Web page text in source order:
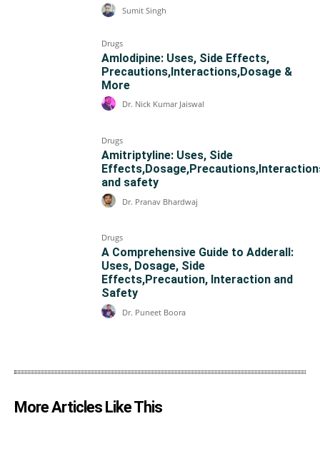
Sumit Singh
Drugs
Amlodipine: Uses, Side Effects,
Precautions,Interactions,Dosage &
More
Dr. Nick Kumar Jaiswal
Drugs
Amitriptyline: Uses, Side
and safety
Dr. Pranav Bhardwaj
Drugs
A Comprehensive Guide to Adderall:
Uses, Dosage, Side
Effects,Precaution, Interaction and
Safety
Dr. Puneet Boora
More Articles Like This